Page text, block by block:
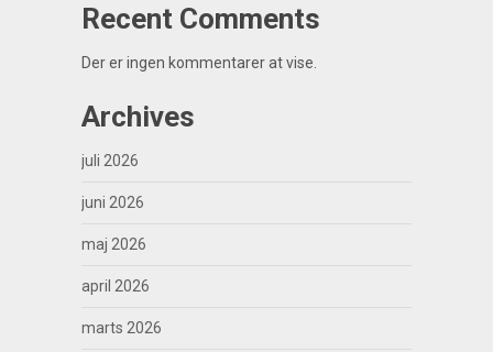
Recent Comments
Der er ingen kommentarer at vise.
Archives
juli 2026
juni 2026
maj 2026
april 2026
marts 2026